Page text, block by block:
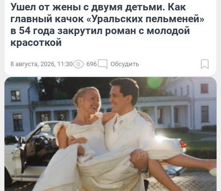
Ушел от жены с двумя детьми. Как
главный качок «Уральских пельменей»
в 54 года закрутил роман с молодой
красоткой
8 августа, 2026, 11:30 696 Обсудить